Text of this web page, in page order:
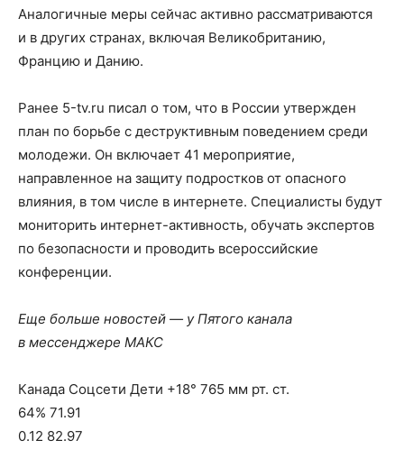
Аналогичные меры сейчас активно рассматриваются
и в других странах, включая Великобританию,
Францию и Данию.
Ранее 5-tv.ru писал о том, что в России утвержден
план по борьбе с деструктивным поведением среди
молодежи. Он включает 41 мероприятие,
направленное на защиту подростков от опасного
влияния, в том числе в интернете. Специалисты будут
мониторить интернет-активность, обучать экспертов
по безопасности и проводить всероссийские
конференции.
Еще больше новостей — у Пятого канала
в мессенджере МАКС
Канада Соцсети Дети +18° 765 мм рт. ст.
64% 71.91
0.12 82.97